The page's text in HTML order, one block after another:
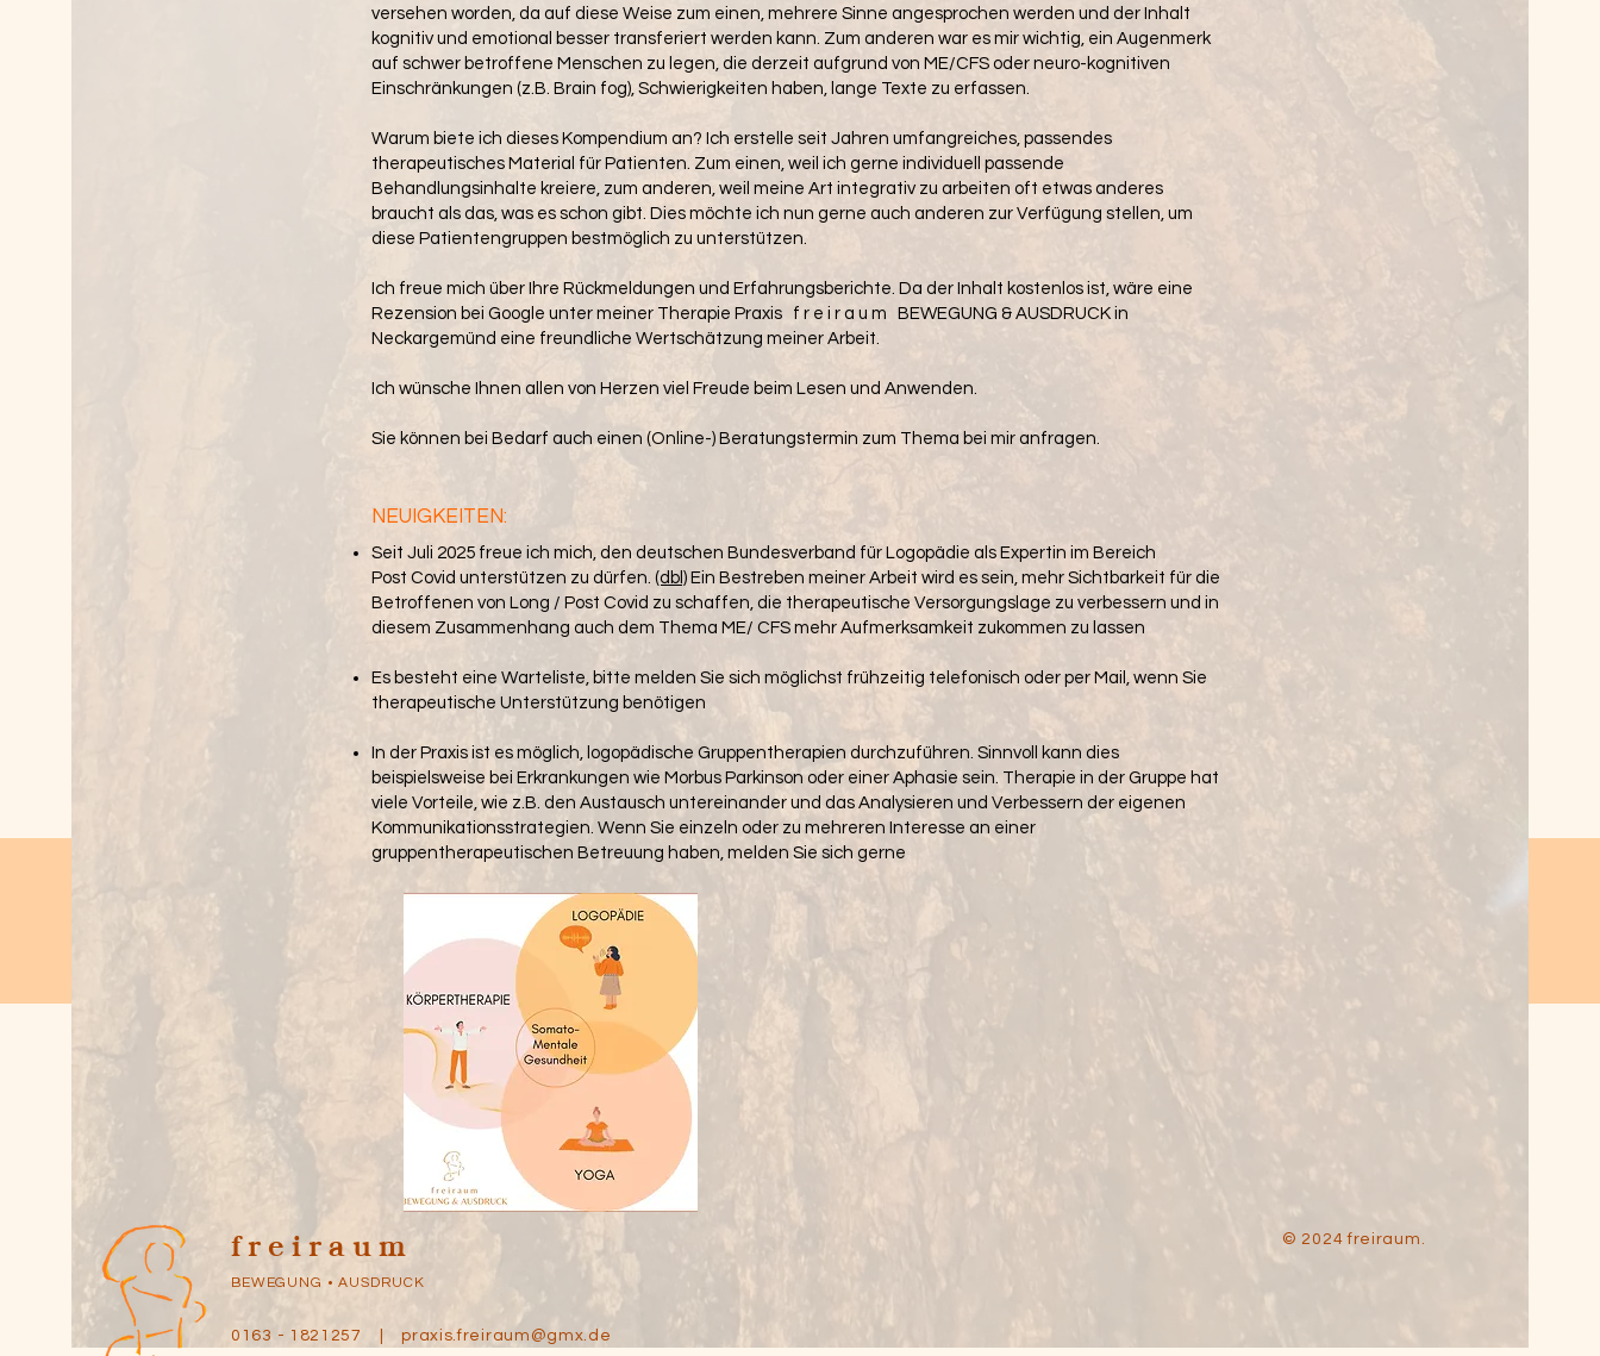
versehen worden, da auf diese Weise zum einen, mehrere Sinne angesprochen werden und der Inhalt
kognitiv und emotional besser transferiert werden kann. Zum anderen war es mir wichtig, ein Augenmerk
auf schwer betroffene Menschen zu legen, die derzeit aufgrund von ME/CFS oder neuro-kognitiven
Einschränkungen (z.B. Brain fog), Schwierigkeiten haben, lange Texte zu erfassen.
Warum biete ich dieses Kompendium an? Ich erstelle seit Jahren umfangreiches, passendes
therapeutisches Material für Patienten. Zum einen, weil ich gerne individuell passende
Behandlungsinhalte kreiere, zum anderen, weil meine Art integrativ zu arbeiten oft etwas anderes
braucht als das, was es schon gibt. Dies möchte ich nun gerne auch anderen zur Verfügung stellen, um
diese Patientengruppen bestmöglich zu unterstützen.
Ich freue mich über Ihre Rückmeldungen und Erfahrungsberichte. Da der Inhalt kostenlos ist, wäre eine
Rezension bei Google unter meiner Therapie Praxis f r e i r a u m BEWEGUNG & AUSDRUCK in
Neckargemünd eine freundliche Wertschätzung meiner Arbeit.
Ich wünsche Ihnen allen von Herzen viel Freude beim Lesen und Anwenden.
Sie können bei Bedarf auch einen (Online-) Beratungstermin zum Thema bei mir anfragen.
NEUIGKEITEN:
Seit Juli 2025 freue ich mich, den deutschen Bundesverband für Logopädie als Expertin im Bereich
Post Covid unterstützen zu dürfen. (dbl) Ein Bestreben meiner Arbeit wird es sein, mehr Sichtbarkeit für die
Betroffenen von Long / Post Covid zu schaffen, die therapeutische Versorgungslage zu verbessern und in
diesem Zusammenhang auch dem Thema ME/ CFS mehr Aufmerksamkeit zukommen zu lassen
Es besteht eine Warteliste, bitte melden Sie sich möglichst frühzeitig telefonisch oder per Mail, wenn Sie
therapeutische Unterstützung benötigen
In der Praxis ist es möglich, logopädische Gruppentherapien durchzuführen. Sinnvoll kann dies
beispielsweise bei Erkrankungen wie Morbus Parkinson oder einer Aphasie sein. Therapie in der Gruppe hat
viele Vorteile, wie z.B. den Austausch untereinander und das Analysieren und Verbessern der eigenen
Kommunikationsstrategien. Wenn Sie einzeln oder zu mehreren Interesse an einer
gruppentherapeutischen Betreuung haben, melden Sie sich gerne
freiraum
BEWEGUNG • AUSDRUCK
0163 - 1821257 | praxis.freiraum@gmx.de
© 2024 freiraum.